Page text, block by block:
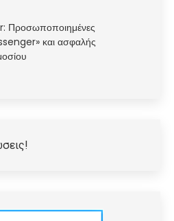
Προσωποποιημένες
και ασφαλής